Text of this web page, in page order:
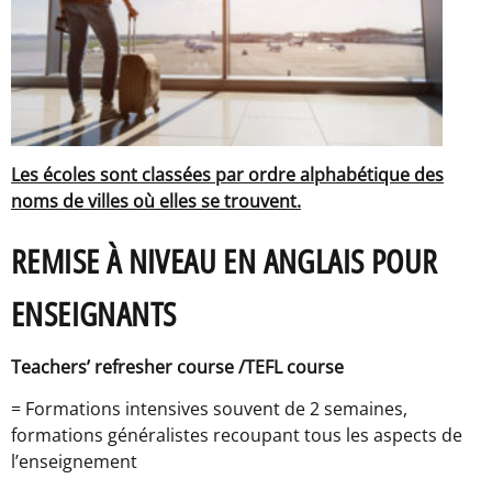
Les écoles sont classées par ordre alphabétique des
noms de villes où elles se trouvent.
REMISE À NIVEAU EN ANGLAIS POUR
ENSEIGNANTS
Teachers’ refresher course /TEFL course
= Formations intensives souvent de 2 semaines,
formations généralistes recoupant tous les aspects de
l’enseignement